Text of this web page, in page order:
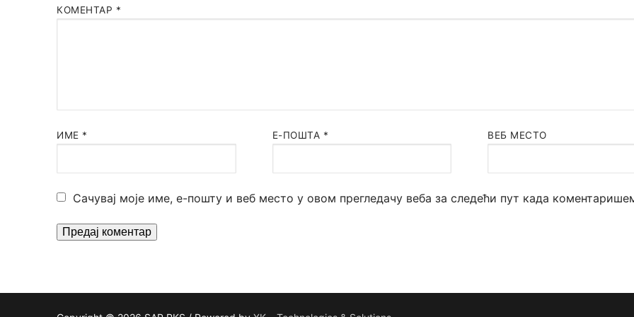
КОМЕНТАР *
ИМЕ * Е-ПОШТА * ВЕБ МЕСТО
Сачувај моје име, е-пошту и веб место у овом прегледачу веба за следећи пут када